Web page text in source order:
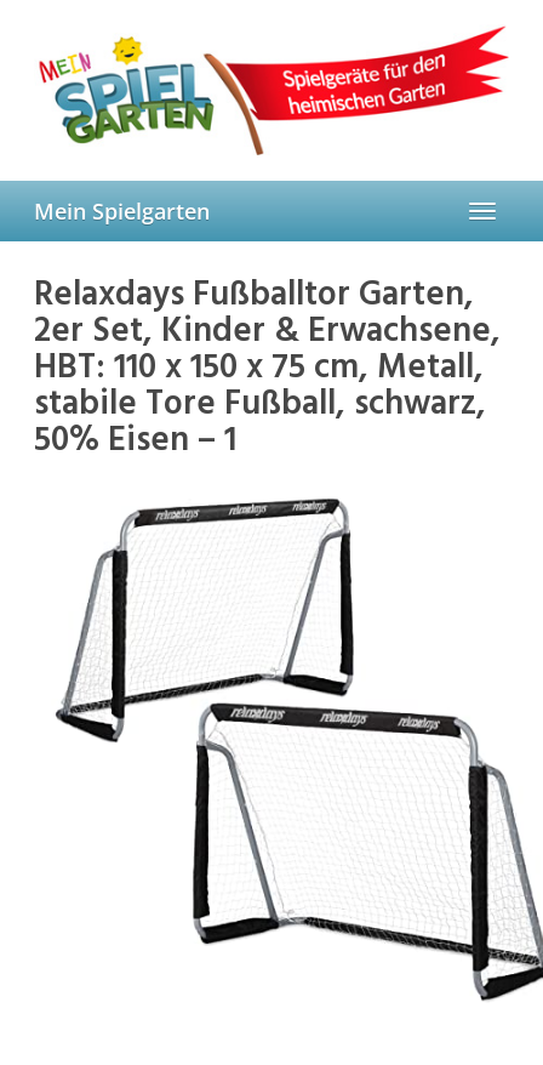
content
Toggle
Mein Spielgarten
Relaxdays Fußballtor Garten,
2er Set, Kinder & Erwachsene,
HBT: 110 x 150 x 75 cm, Metall,
stabile Tore Fußball, schwarz,
50% Eisen – 1